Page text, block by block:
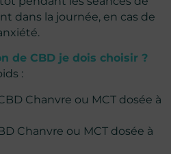
dans la journée, en cas de
de CBD je dois choisir ?
:
Chanvre ou MCT dosée à
Chanvre ou MCT dosée à